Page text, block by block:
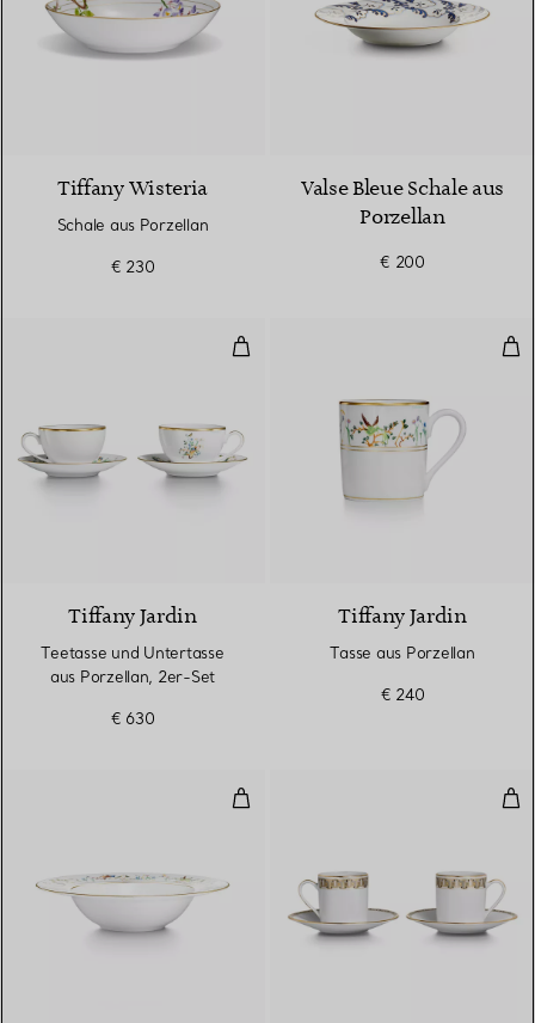
Tiffany Wisteria
Schale aus Porzellan
€ 230
Valse Bleue Schale aus
Porzellan
€ 200
Teetasse und Untertasse aus
Tiffany Jardin
Teetasse und Untertasse
aus Porzellan, 2er-Set
€ 630
Tiffany Jardin
Tasse aus Porzellan
€ 240
Schüssel aus Porzellan